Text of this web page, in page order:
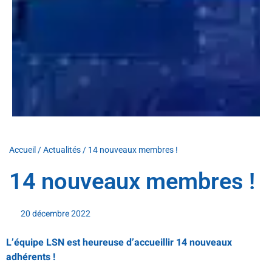
Accueil /Actualités / 14 nouveaux membres !
14 nouveaux membres !
20 décembre 2022
L’équipe LSN est heureuse d’accueillir 14 nouveaux
adhérents !